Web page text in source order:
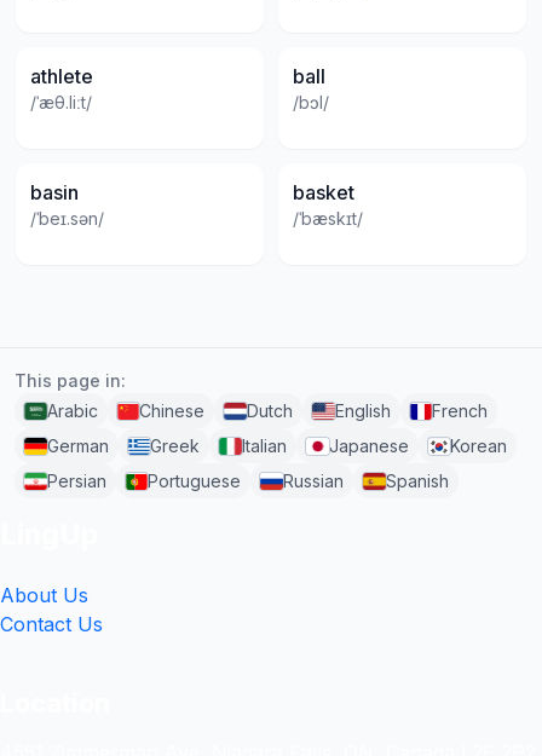
athlete
/ˈæθ.liːt/
ball
/bɔl/
basin
/ˈbeɪ.sən/
basket
/ˈbæskɪt/
This page in:
Arabic
Chinese Dutch English
French
German
Greek Italian Japanese
Korean
Persian
Portuguese Russian Spanish
About Us
Contact Us